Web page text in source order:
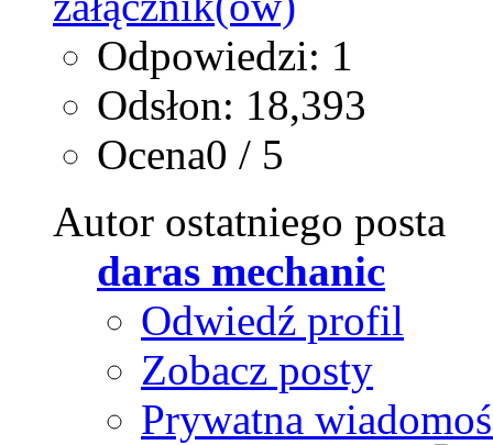
Odpowiedzi: 1
Odsłon: 18,393
Ocena0 / 5
Autor ostatniego posta
daras mechanic
Odwiedź profil
Zobacz posty
Prywatna